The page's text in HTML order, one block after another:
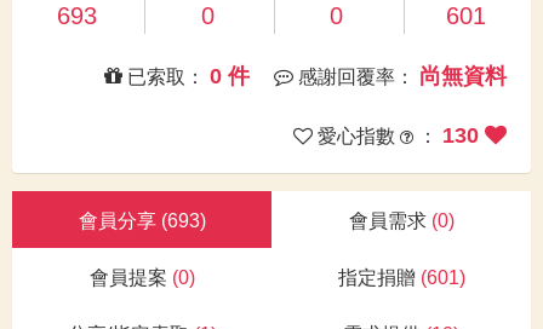
693 0 0 601
感謝回覆率： 尚無資料
已索取： 0 件
愛心指數 ： 130
會員分享 (693) 會員需求 (0)
會員提案 (0) 指定捐贈 (601)